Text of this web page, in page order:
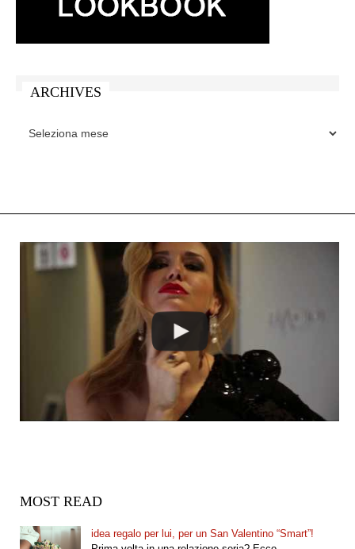
ARCHIVES
MOST READ
idea regalo per lui, per un San Valentino “Smart”!